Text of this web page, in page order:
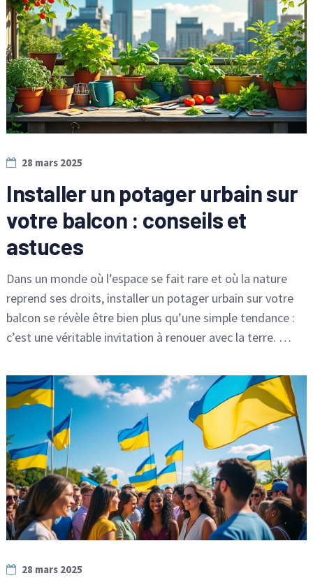
28 mars 2025
Installer un potager urbain sur
votre balcon : conseils et
astuces
Dans un monde où l’espace se fait rare et où la nature
reprend ses droits, installer un potager urbain sur votre
balcon se révèle être bien plus qu’une simple tendance :
c’est une véritable invitation à renouer avec la terre. …
28 mars 2025